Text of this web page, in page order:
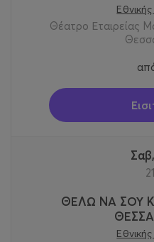
Θέατρο Εταιρείας
ΘΕΛΩ ΝΑ ΣΟΥ